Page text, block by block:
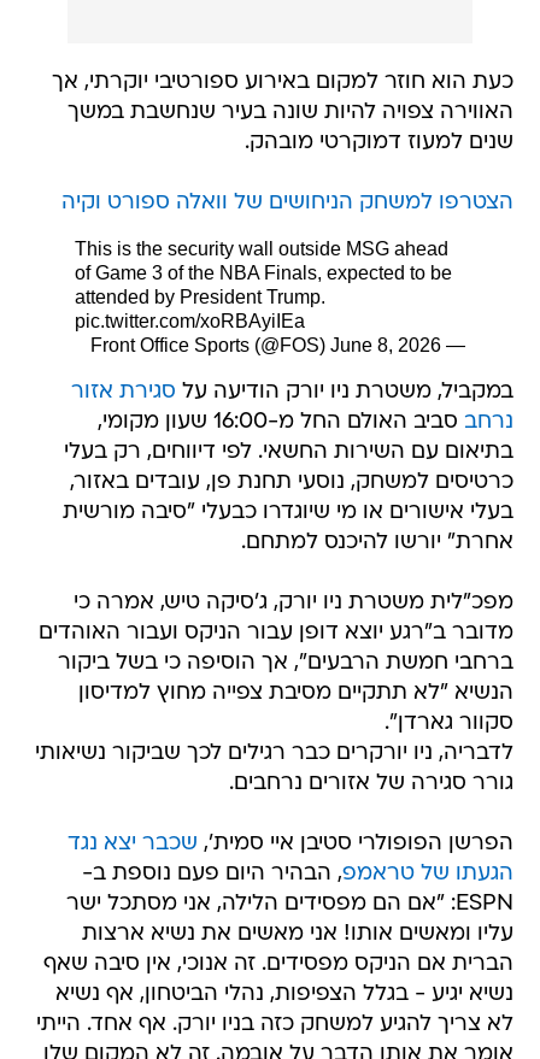
כעת הוא חוזר למקום באירוע ספורטיבי יוקרתי, אך
האווירה צפויה להיות שונה בעיר שנחשבת במשך
שנים למעוז דמוקרטי מובהק.
הצטרפו למשחק הניחושים של וואלה ספורט וקיה
This is the security wall outside MSG ahead
of Game 3 of the NBA Finals, expected to be
attended by President Trump.
pic.twitter.com/xoRBAyiIEa
— Front Office Sports (@FOS)
June 8, 2026
במקביל, משטרת ניו יורק הודיעה על סגירת אזור
נרחב
סביב האולם החל מ-16:00 שעון מקומי,
בתיאום עם השירות החשאי. לפי דיווחים, רק בעלי
כרטיסים למשחק, נוסעי תחנת פן, עובדים באזור,
בעלי אישורים או מי שיוגדרו כבעלי "סיבה מורשית
אחרת" יורשו להיכנס למתחם.
מפכ"לית משטרת ניו יורק, ג'סיקה טיש, אמרה כי
מדובר ב"רגע יוצא דופן עבור הניקס ועבור האוהדים
ברחבי חמשת הרבעים", אך הוסיפה כי בשל ביקור
הנשיא "לא תתקיים מסיבת צפייה מחוץ למדיסון
סקוור גארדן".
לדבריה, ניו יורקרים כבר רגילים לכך שביקור נשיאותי
גורר סגירה של אזורים נרחבים.
הפרשן הפופולרי סטיבן איי סמית', שכבר יצא נגד
הגעתו של טראמפ, הבהיר היום פעם נוספת ב-
ESPN: "אם הם מפסידים הלילה, אני מסתכל ישר
עליו ומאשים אותו! אני מאשים את נשיא ארצות
הברית אם הניקס מפסידים. זה אנוכי, אין סיבה שאף
נשיא יגיע - בגלל הצפיפות, נהלי הביטחון, אף נשיא
לא צריך להגיע למשחק כזה בניו יורק. אף אחד. הייתי